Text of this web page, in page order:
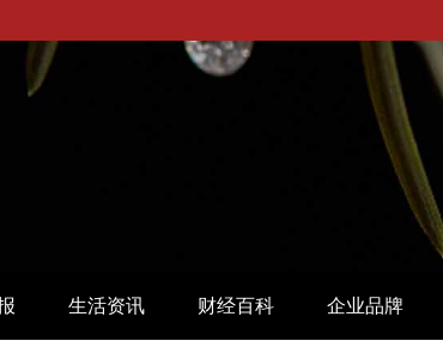
生活资讯 财经百科 企业品牌